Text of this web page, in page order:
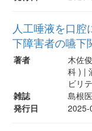
人工唾液を口
下障害者の嚥下
著者
木佐
科 ) |
ビリ
雑誌
島根
発行日
2025-